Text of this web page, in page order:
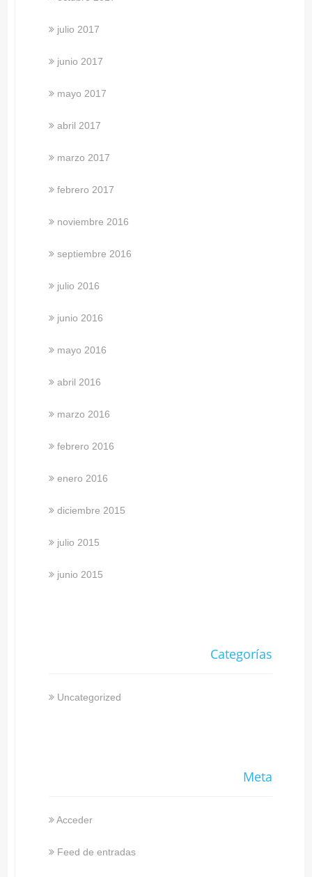
julio 2017
junio 2017
mayo 2017
abril 2017
marzo 2017
febrero 2017
noviembre 2016
septiembre 2016
julio 2016
junio 2016
mayo 2016
abril 2016
marzo 2016
febrero 2016
enero 2016
diciembre 2015
julio 2015
junio 2015
Categorías
Uncategorized
Meta
Acceder
Feed de entradas